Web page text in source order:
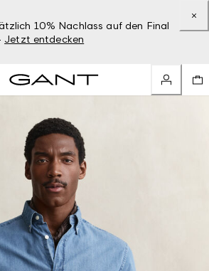
10% Nachlass auf den Final
Jetzt entdecken